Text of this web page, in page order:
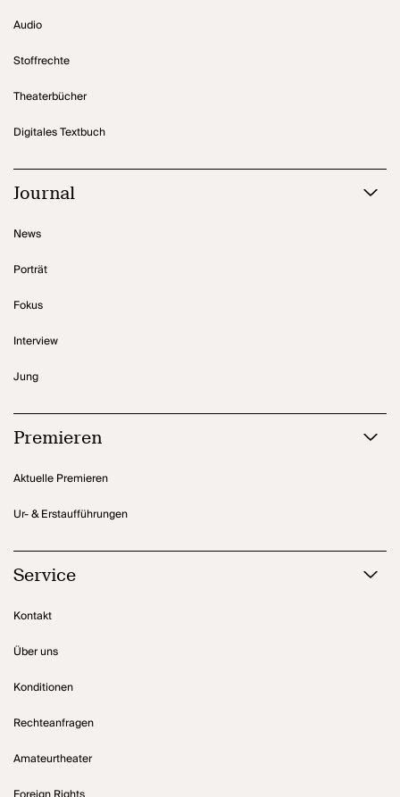
Audio
Stoffrechte
Theaterbücher
Digitales Textbuch
Journal
News
Porträt
Fokus
Interview
Jung
Premieren
Aktuelle Premieren
Ur- & Erstaufführungen
Service
Kontakt
Über uns
Konditionen
Rechteanfragen
Amateurtheater